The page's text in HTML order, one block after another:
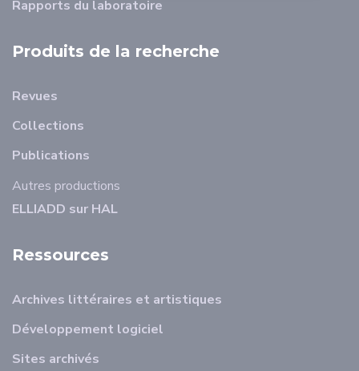
Rapports du laboratoire
Produits de la recherche
Revues
Collections
Publications
Autres productions
ELLIADD sur HAL
Ressources
Archives littéraires et artistiques
Développement logiciel
Sites archivés